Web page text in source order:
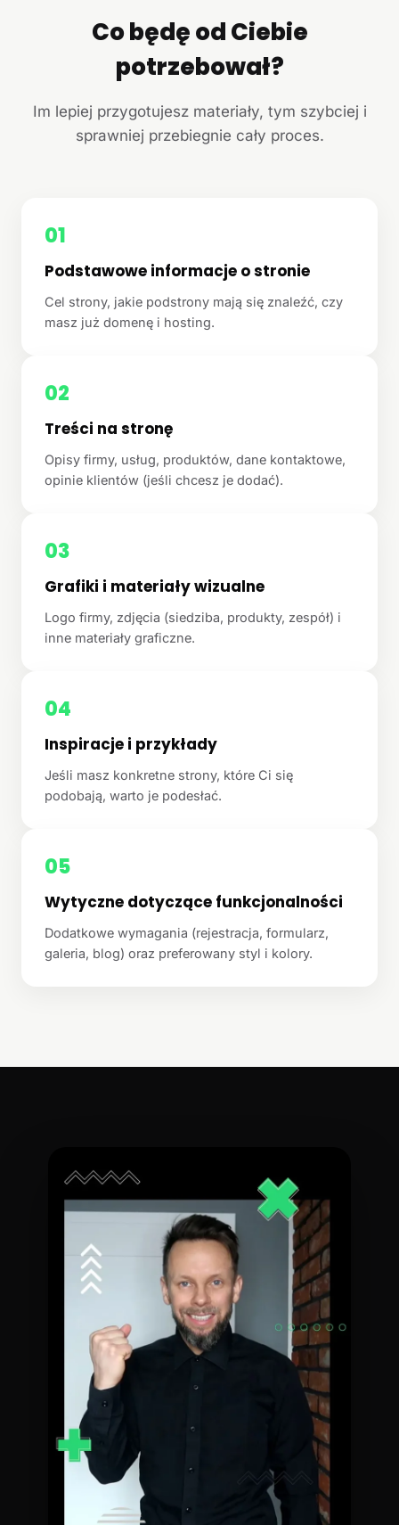
Co będę od Ciebie
potrzebował?
Im lepiej przygotujesz materiały, tym szybciej i
sprawniej przebiegnie cały proces.
01
Podstawowe informacje o stronie
Cel strony, jakie podstrony mają się znaleźć, czy
masz już domenę i hosting.
02
Treści na stronę
Opisy firmy, usług, produktów, dane kontaktowe,
opinie klientów (jeśli chcesz je dodać).
03
Grafiki i materiały wizualne
Logo firmy, zdjęcia (siedziba, produkty, zespół) i
inne materiały graficzne.
04
Inspiracje i przykłady
Jeśli masz konkretne strony, które Ci się
podobają, warto je podesłać.
05
Wytyczne dotyczące funkcjonalności
Dodatkowe wymagania (rejestracja, formularz,
galeria, blog) oraz preferowany styl i kolory.